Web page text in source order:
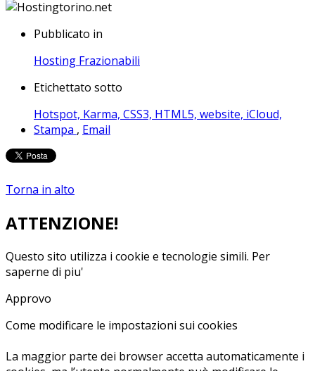
Pubblicato in
Hosting Frazionabili
Etichettato sotto
Hotspot, Karma, CSS3, HTML5, website, iCloud,
Stampa , Email
Torna in alto
ATTENZIONE!
Questo sito utilizza i cookie e tecnologie simili. Per
saperne di piu'
Approvo
Come modificare le impostazioni sui cookies
La maggior parte dei browser accetta automaticamente i